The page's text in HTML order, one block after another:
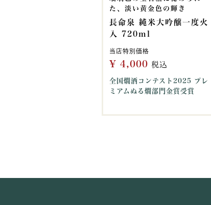
た、淡い黄金色の輝き
長命泉 純米大吟醸一度火
入 720ml
当店特別価格
¥ 4,000 税込
全国燗酒コンテスト2025 プレ
ミアムぬる燗部門金賞受賞